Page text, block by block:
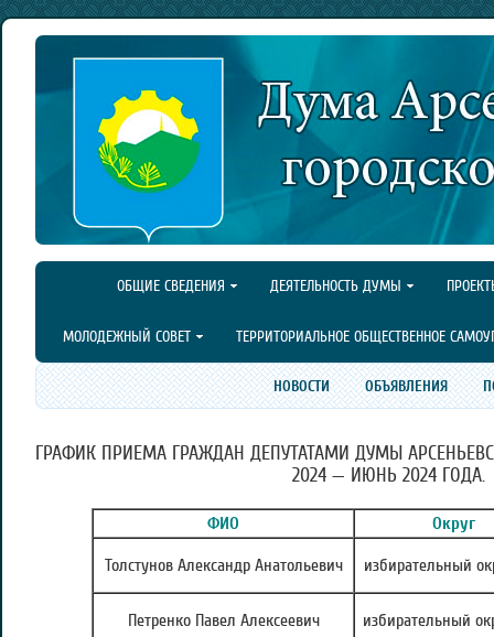
ОБЩИЕ СВЕДЕНИЯ ДЕЯТЕЛЬНОСТЬ ДУМЫ
МОЛОДЕЖНЫЙ СОВЕТ ТЕРРИТОРИАЛЬНОЕ ОБЩЕСТВЕННОЕ
НОВОСТИ ОБЪЯВЛЕНИЯ
ГРАФИК ПРИЕМА ГРАЖДАН ДЕПУТАТАМИ ДУМЫ
2024 — ИЮНЬ 2024 ГОДА.
ФИО Округ
Толстунов Александр Анатольевич избирательный
Петренко Павел Алексеевич избирательный